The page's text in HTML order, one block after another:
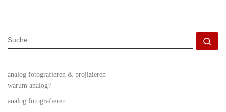
SUCHE
analog fotografieren & projizieren
warum analog?
analog fotografieren